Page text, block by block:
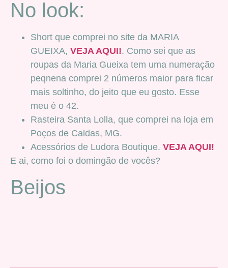
No look:
Short que comprei no site da MARIA
GUEIXA, VEJA AQUI!. Como sei que as
roupas da Maria Gueixa tem uma numeração
peqnena comprei 2 números maior para ficar
mais soltinho, do jeito que eu gosto. Esse
meu é o 42.
Rasteira Santa Lolla, que comprei na loja em
Poços de Caldas, MG.
Acessórios de Ludora Boutique. VEJA AQUI!
E ai, como foi o domingão de vocês?
Beijos